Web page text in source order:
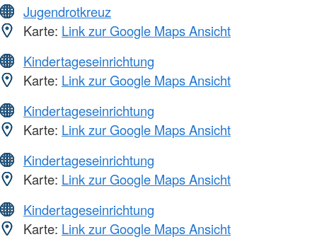
Jugendrotkreuz
Karte: Link zur Google Maps Ansicht
Kindertageseinrichtung
Karte: Link zur Google Maps Ansicht
Kindertageseinrichtung
Karte: Link zur Google Maps Ansicht
Kindertageseinrichtung
Karte: Link zur Google Maps Ansicht
Kindertageseinrichtung
Karte: Link zur Google Maps Ansicht